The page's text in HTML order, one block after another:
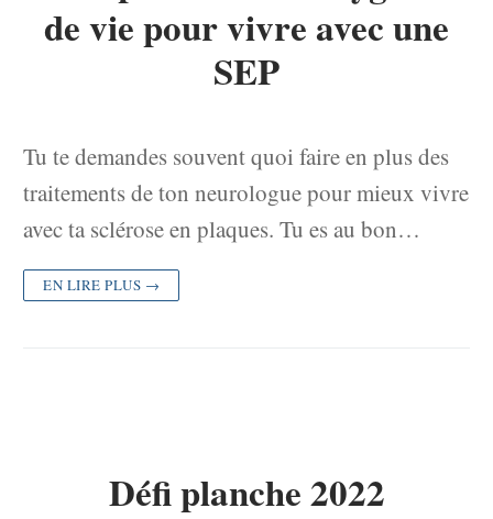
de vie pour vivre avec une
SEP
Tu te demandes souvent quoi faire en plus des
traitements de ton neurologue pour mieux vivre
avec ta sclérose en plaques. Tu es au bon…
EN LIRE PLUS →
Défi planche 2022